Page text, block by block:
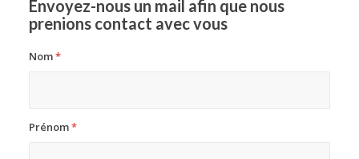
Envoyez-nous un mail afin que nous
prenions contact avec vous
Nom*
Prénom*